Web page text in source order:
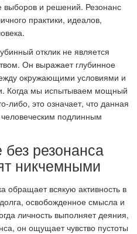
выборов и решений. Резонанс
практики, идеалов,
отклик не является
Он выражает глубинное
окружающими условиями и
Когда мы испытываем мощный
либо, это означает, что данная
подлинным
резонанса
никчемными
обращает всякую активность в
освобожденное смысла и
личность выполняет деяния,
он ощущает чувство пустоты